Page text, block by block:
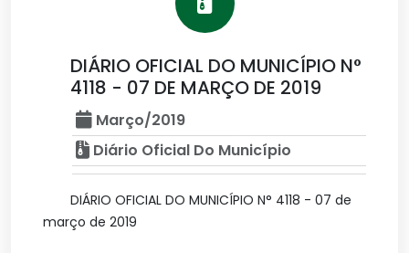
DIÁRIO OFICIAL DO MUNICÍPIO N°
4118 - 07 DE MARÇO DE 2019
Março/2019
Diário Oficial Do Município
DIÁRIO OFICIAL DO MUNICÍPIO N° 4118 - 07 de
março de 2019